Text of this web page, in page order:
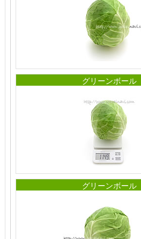
グリーンボール
グリーンボール